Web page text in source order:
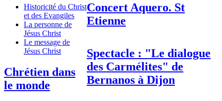
Historicité du Christ
et des Evangiles
La personne de
Jésus Christ
Le message de
Jésus Christ
Chrétien dans
le monde
Concert Aquero. St
Etienne
Spectacle : "Le dialogue
des Carmélites" de
Bernanos à Dijon